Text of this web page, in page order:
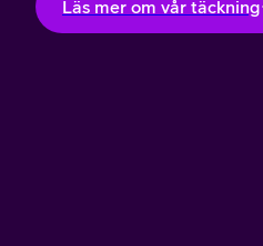
Läs mer om vår täckning